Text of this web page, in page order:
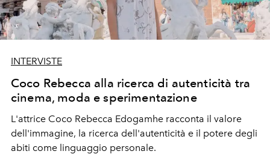
INTERVISTE
Coco Rebecca alla ricerca di autenticità tra
cinema, moda e sperimentazione
L'attrice Coco Rebecca Edogamhe racconta il valore
dell'immagine, la ricerca dell'autenticità e il potere degli
abiti come linguaggio personale.